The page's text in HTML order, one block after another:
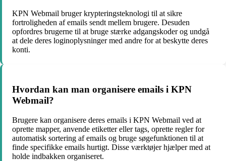
KPN Webmail bruger krypteringsteknologi til at sikre
fortroligheden af emails sendt mellem brugere. Desuden
opfordres brugerne til at bruge stærke adgangskoder og undgå
at dele deres loginoplysninger med andre for at beskytte deres
konti.
Hvordan kan man organisere emails i KPN
Webmail?
Brugere kan organisere deres emails i KPN Webmail ved at
oprette mapper, anvende etiketter eller tags, oprette regler for
automatisk sortering af emails og bruge søgefunktionen til at
finde specifikke emails hurtigt. Disse værktøjer hjælper med at
holde indbakken organiseret.